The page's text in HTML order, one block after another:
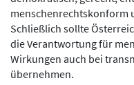
menschenrechtskonform
Schließlich sollte
die Verantwortung für
Wirkungen auch bei
übernehmen.